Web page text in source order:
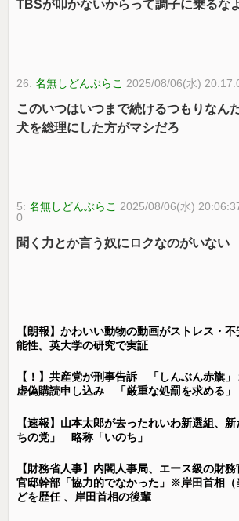
TBSが叩かないからって調子に乗るな
26:名無しどんぶらこ 2025/08/06(水)
このいつはいつまで続けるつもりなん
犬を総理にした方がマシだろ
5:名無しどんぶらこ 2025/08/06(水)
0
聞く力とか言う奴にロクなのがいない
【朗報】かわいい動物の動画がストレス・
能性。英大学の研究で実証
【！】共産党が刑事告訴 「しんぶん赤旗
虚偽購読申し込み 「厳重な処罰を求める」
【速報】山本太郎が去ったれいわ新選組、
ちの党」 略称「いのち」
【財務省人事】内閣人事局、エース級の財
官邸幹部「協力的でなかった」※岸田首相（
どを歴任 、岸田首相の後輩